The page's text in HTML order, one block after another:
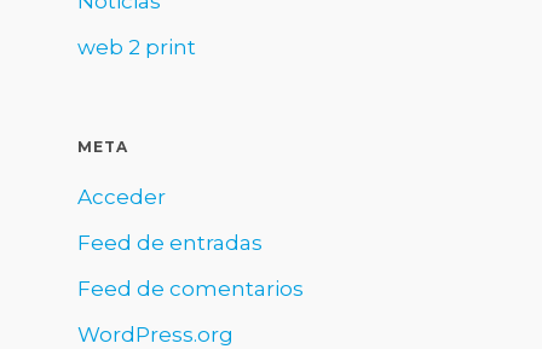
web 2 print
META
Acceder
Feed de entradas
Feed de comentarios
WordPress.org